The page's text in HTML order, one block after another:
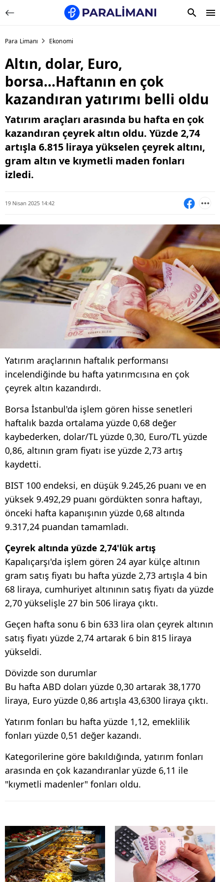
Para Limanı Ekonomi
Altın, dolar, Euro,
borsa...Haftanın en çok
kazandıran yatırımı belli oldu
Yatırım araçları arasında bu hafta en çok
kazandıran çeyrek altın oldu. Yüzde 2,74
artışla 6.815 liraya yükselen çeyrek altını,
gram altın ve kıymetli maden fonları
izledi.
19 Nisan 2025 14:42
Yatırım araçlarının haftalık performansı
incelendiğinde bu hafta yatırımcısına en çok
çeyrek altın kazandırdı.
Borsa İstanbul'da işlem gören hisse senetleri
haftalık bazda ortalama yüzde 0,68 değer
kaybederken, dolar/TL yüzde 0,30, Euro/TL yüzde
0,86, altının gram fiyatı ise yüzde 2,73 artış
kaydetti.
BIST 100 endeksi, en düşük 9.245,26 puanı ve en
yüksek 9.492,29 puanı gördükten sonra haftayı,
önceki hafta kapanışının yüzde 0,68 altında
9.317,24 puandan tamamladı.
Çeyrek altında yüzde 2,74'lük artış
Kapalıçarşı'da işlem gören 24 ayar külçe altının
gram satış fiyatı bu hafta yüzde 2,73 artışla 4 bin
68 liraya, cumhuriyet altınının satış fiyatı da yüzde
2,70 yükselişle 27 bin 506 liraya çıktı.
Geçen hafta sonu 6 bin 633 lira olan çeyrek altının
satış fiyatı yüzde 2,74 artarak 6 bin 815 liraya
yükseldi.
Dövizde son durumlar
Bu hafta ABD doları yüzde 0,30 artarak 38,1770
liraya, Euro yüzde 0,86 artışla 43,6300 liraya çıktı.
Yatırım fonları bu hafta yüzde 1,12, emeklilik
fonları yüzde 0,51 değer kazandı.
Kategorilerine göre bakıldığında, yatırım fonları
arasında en çok kazandıranlar yüzde 6,11 ile
"kıymetli madenler" fonları oldu.